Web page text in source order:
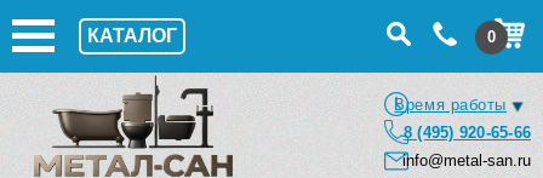
КАТАЛОГ 0
Время работы
8 (495) 920-65-66
info@metal-san.ru